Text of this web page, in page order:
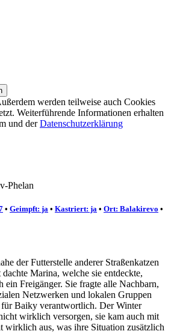
werden teilweise auch Cookies
Weiterführende Informationen erhalten
und derDatenschutzerklärung
Phelan
• Geimpft: ja • Kastriert: ja • Ort: Balakirevo •
der Futterstelle anderer Straßenkatzen
Marina, welche sie entdeckte,
Freigänger. Sie fragte alle Nachbarn,
Netzwerken und lokalen Gruppen
für Baiky verantwortlich. Der Winter
wirklich versorgen, sie kam auch mit
wirklich aus, was ihre Situation zusätzlich